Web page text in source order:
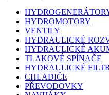
HYDROMOTORY
VENTILY
HYDRAULICKÉ
HYDRAULICKÉ
TLAKOVÉ SPÍNAČE
HYDRAULICKÉ
CHLADIČE
PŘEVODOVKY